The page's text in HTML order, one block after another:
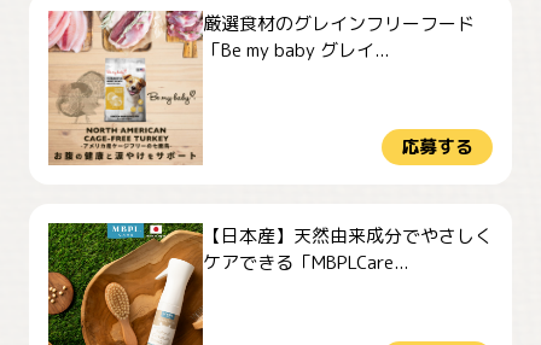
厳選食材のグレインフリーフード
「Be my baby グレイ...
応募する
【日本産】天然由来成分でやさしく
ケアできる「MBPLCare...